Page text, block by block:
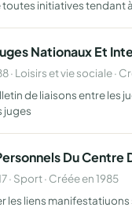
toutes initiatives tendant
Nationaux Et
· Loisirs et vie sociale ·
de liaisons entre les
juges
Du Centre
· Sport · Créée en 1985
les liens